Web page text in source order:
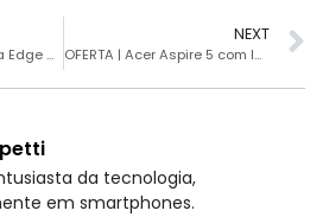
PARCELADO | Motorola Edge 50 Ultra em grande promoção agora
NEXT
OFERTA | Acer Aspire 5 com Intel Core i7 despenca de preço
da tecnologia,
em smartphones.